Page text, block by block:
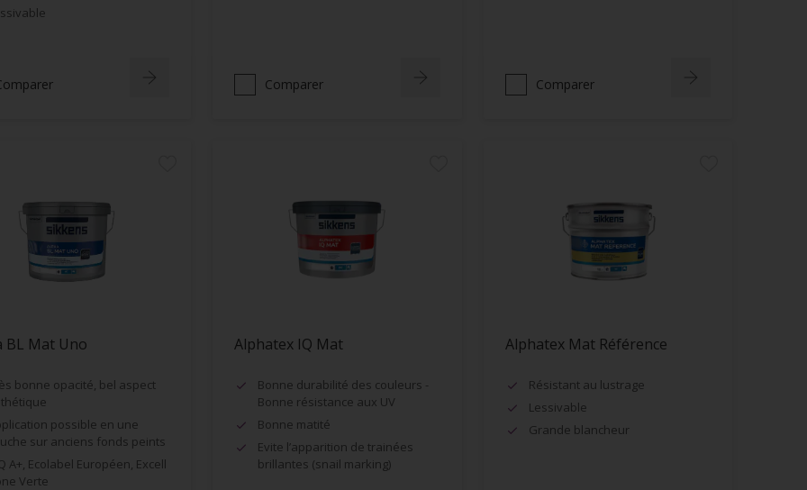
Comparer Comparer
BL Mat Uno
bonne opacité, bel aspect
possible en une
sur anciens fonds peints
A+, Ecolabel Européen, Excell
Verte
Alphatex IQ Mat
Bonne durabilité des couleurs -
Bonne résistance aux UV
Bonne matité
Evite l’apparition de trainées
brillantes (snail marking)
Alphatex Mat Référence
Résistant au lustrage
Lessivable
Grande blancheur